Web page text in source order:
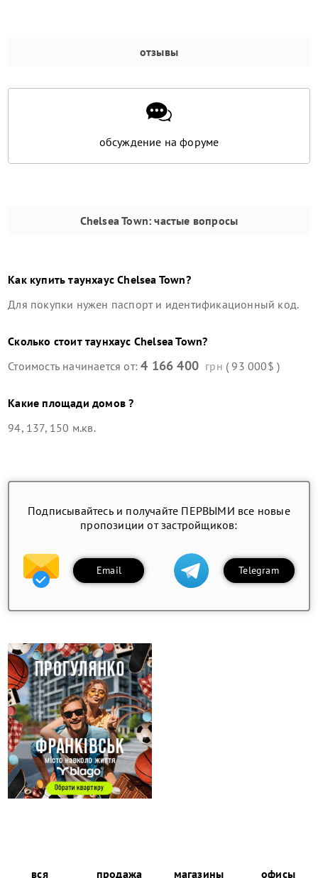
отзывы
обсуждение на форуме
Chelsea Town: частые вопросы
Как купитьтаунхаус Chelsea Town?
Для покупки нужен паспорт и идентификационный код.
Сколько стоиттаунхаус Chelsea Town?
Стоимость начинается от:4 166 400 грн ( 93 000$ )
Какие площади домов ?
94, 137, 150 м.кв.
Подписывайтесь и получайте ПЕРВЫМИ все новые
пропозиции от застройщиков:
Email Telegram
вся продажа магазины офисы